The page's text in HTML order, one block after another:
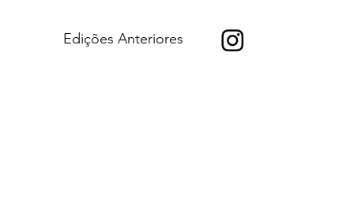
Edições Anteriores